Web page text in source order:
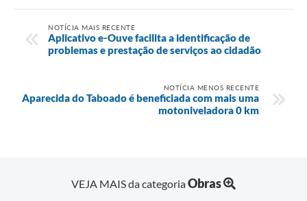
NOTÍCIA MAIS RECENTE
Aplicativo e-Ouve facilita a identificação de
problemas e prestação de serviços ao cidadão
NOTÍCIA MENOS RECENTE
Aparecida do Taboado é beneficiada com mais uma
motoniveladora 0 km
VEJA MAIS da categoriaObras